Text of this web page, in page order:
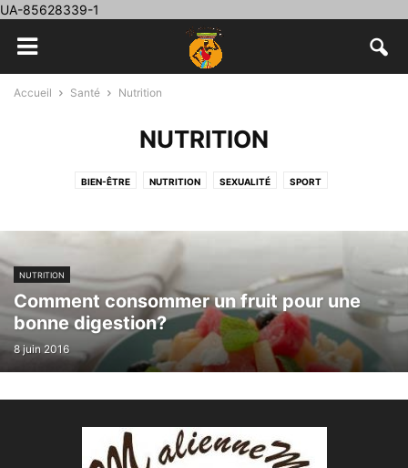
UA-85628339-1
Accueil Santé Nutrition
NUTRITION
BIEN-ÊTRE NUTRITION SEXUALITÉ SPORT
NUTRITION
Comment consommer un fruit pour une
bonne digestion?
8 juin 2016